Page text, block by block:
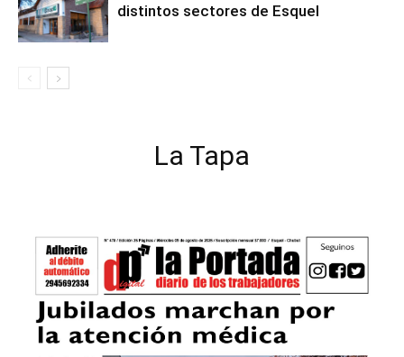
distintos sectores de Esquel
La Tapa